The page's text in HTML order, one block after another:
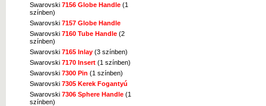
Swarovski 7156 Globe Handle (1
színben)
Swarovski 7157 Globe Handle
Swarovski 7160 Tube Handle (2
színben)
Swarovski 7165 Inlay (3 színben)
Swarovski 7170 Insert (1 színben)
Swarovski 7300 Pin (1 színben)
Swarovski 7305 Kerek Fogantyú
Swarovski 7306 Sphere Handle (1
színben)